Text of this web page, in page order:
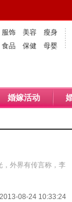
服饰 美容
瘦身
食品 保健 母婴
婚嫁活动
外界有传言称，李
08-24 10:33:24